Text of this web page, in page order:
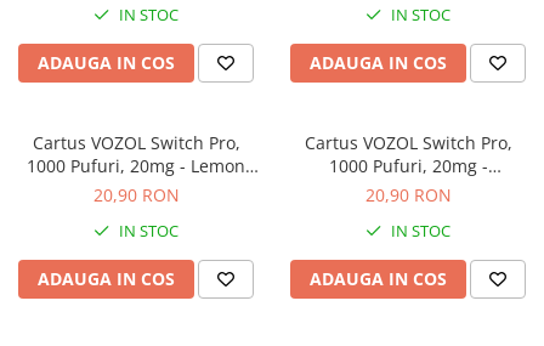
IN STOC
ADAUGA IN COS
IN STOC
ADAUGA IN COS
Cartus VOZOL Switch Pro,
1000 Pufuri, 20mg - Lemon
Mojito
20,90 RON
IN STOC
ADAUGA IN COS
Cartus VOZOL Switch Pro,
1000 Pufuri, 20mg -
Strawberry Smoothie
20,90 RON
IN STOC
ADAUGA IN COS